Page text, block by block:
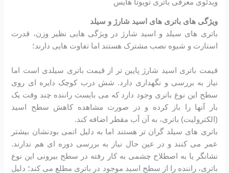
ویدئوی معرفی باتری تویوتا هایس
ویژگی های باتری های اسید شارژ و سیلد
باتری های سیلد و اسید شارژ در ویژگی هایی نظیر وزن، قدرت
استارت و شیوه نصب مشترک هستند اما تفاوت هایی دارند؛
قیمت باتری اسید شارژ پایین تر از قیمت باتری سیلدی است اما
نیاز به بررسی و نگهداری دارد. شش درب کوچک دایره ای روی
سطح این نوع باتری وجود دارد که می بایست راننده چند وقت یک
بار آنها را باز کرده و در صورت مشاهده کاهش سطح اسید
(الکترولیت) باتری، به آن آب مقطر اضافه کند.
باتری های سیلد گران تر هستند اما به دلیل اتمی بودنشان بیشتر
عمر می کنند و در عین حال نیاز به بررسی دوره ای هم ندارند.
نشانگر یا به اصطلاح چشمی به کار رفته در سطح بیرونی این نوع
باتری، راننده را از سطح اسید موجود در باتری مطلع می کند؛ دلیل